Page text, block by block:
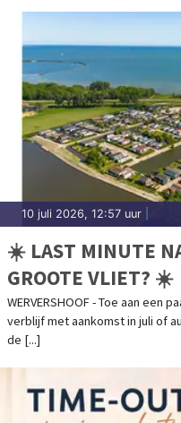
10 juli 2026, 12:57 uur
☀️ LAST MINUTE
GROOTE VLIET? ☀️
WERVERSHOOF - Toe aan een
verblijf met aankomst in juli of
de [...]